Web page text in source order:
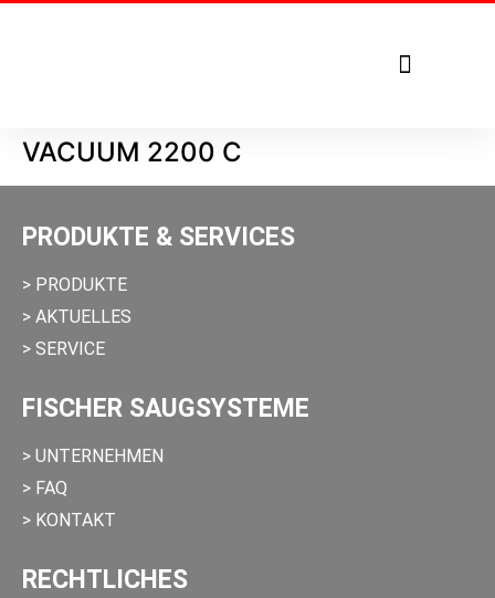
VACUUM 2200 C
PRODUKTE & SERVICES
> PRODUKTE
> AKTUELLES
> SERVICE
FISCHER SAUGSYSTEME
> UNTERNEHMEN
> FAQ
> KONTAKT
RECHTLICHES